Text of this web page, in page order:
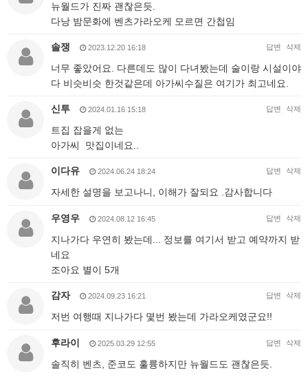
뉴월드가 진짜 괜찮은듯.
다낭 밤문화에 벤츠가라오케 모르면 간첩임
솔쟁 2023.12.20 16:18 답변 삭제
너무 좋았어요. 다른데도 많이 다녀봤는데 술이랑 시설이야
다 비슷비슷 한것같은데 아가씨수질은 여기가 최고네요.
신투 2024.01.16 15:18 답변 삭제
트집 잡을게 없는
아가씨 맛집이네요..
이다유 2024.06.24 18:24 답변 삭제
자세한 설명을 보고나니, 이해가 잘되요 .감사합니다
우영우 2024.08.12 16:45 답변 삭제
지나가다 우연히 봤는데... 정보를 여기서 받고 예약까지 받
네요
조아요 별이 5개
감자 2024.09.23 16:21 답변 삭제
저번 여행때 지나가다 몇번 봤는데 가라오케였군요!!
후라이 2025.03.29 12:55 답변 삭제
솔직히 벤츠, 준코도 훌륭하지만 뉴월드도 괜찮은듯.